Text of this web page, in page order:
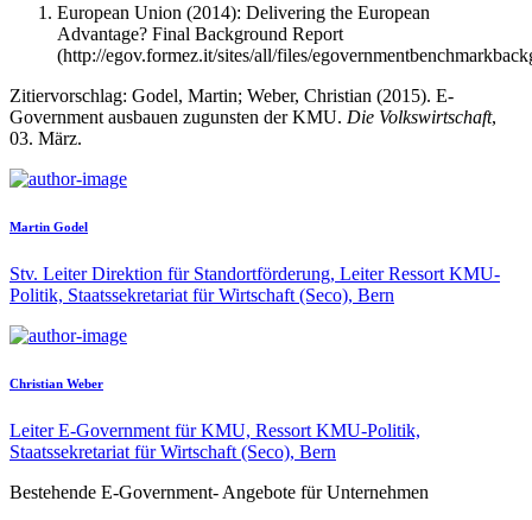
European Union (2014): Delivering the European
Advantage? Final Background Report
(http://egov.formez.it/sites/all/files/
Zitiervorschlag: Godel, Martin; Weber, Christian (2015). E-
Government ausbauen zugunsten der KMU. Die Volkswirtschaft,
03. März.
Martin Godel
Stv. Leiter Direktion für Standortförderung, Leiter Ressort KMU-
Politik, Staatssekretariat für Wirtschaft (Seco), Bern
Christian Weber
Leiter E-Government für KMU, Ressort KMU-Politik,
Staatssekretariat für Wirtschaft (Seco), Bern
Bestehende E-Government- Angebote für Unternehmen